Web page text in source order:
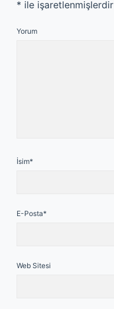
* ile işaretlenmişlerdir
Yorum
İsim*
E-Posta*
Web Sitesi